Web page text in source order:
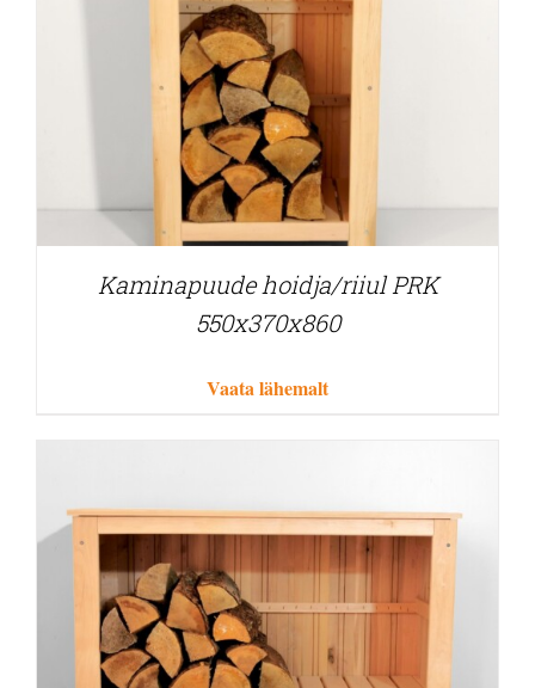
Kaminapuude hoidja/riiul PRK
550x370x860
Vaata lähemalt